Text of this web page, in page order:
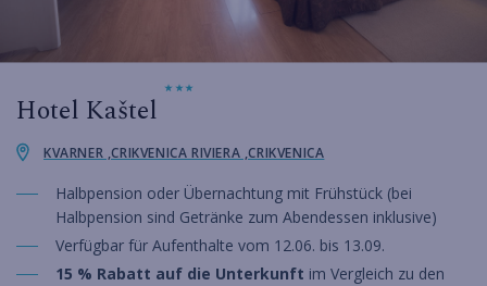
Hotel Kaštel
KVARNER ,CRIKVENICA RIVIERA ,CRIKVENICA
Halbpension oder Übernachtung mit Frühstück (bei
Halbpension sind Getränke zum Abendessen inklusive)
Verfügbar für Aufenthalte vom 12.06. bis 13.09.
15 % Rabatt auf die Unterkunft im Vergleich zu den